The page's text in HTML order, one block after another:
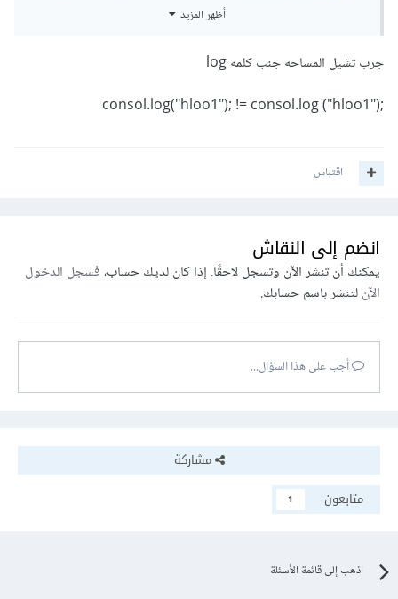
أظهر المزيد
جرب تشيل المساحه جنب كلمه log
;("hloo1") consol.log("hloo1"); != consol.log
اقتباس
انضم إلى النقاش
يمكنك أن تنشر الآن وتسجل لاحقًا. إذا كان لديك حساب،فسجل الدخول
الآنلتنشر باسم حسابك.
أجب على هذا السؤال...
مشاركة
متابعون
1
اذهب إلى قائمة الأسئلة